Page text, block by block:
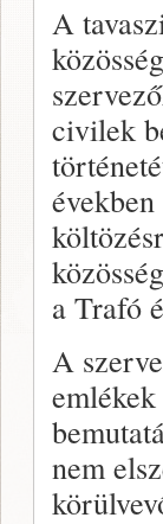
A
civilek
a Trafó
A
nem